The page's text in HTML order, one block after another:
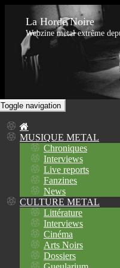
La Horde Noire
Webzine metal extrême
Toggle navigation
MUSIQUE METAL
Chroniques
Interviews
Live reports
Fanzines
News
CULTURE METAL
Littérature
Interviews
Cinéma
Arts Noirs
Dossiers